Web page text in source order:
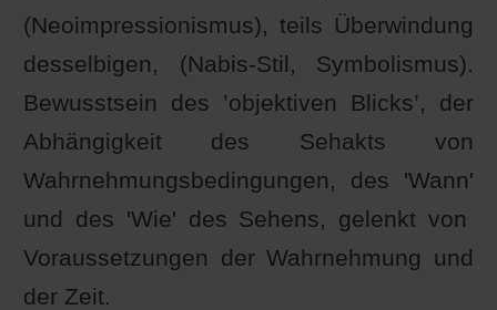
(Neoimpressionismus), teils Überwindung
desselbigen, (Nabis-Stil, Symbolismus).
Bewusstsein des ’objektiven Blicks’, der
Abhängigkeit des Sehakts von
Wahrnehmungsbedingungen, des 'Wann'
und des 'Wie' des Sehens, gelenkt von
Voraussetzungen der Wahrnehmung und
der Zeit.